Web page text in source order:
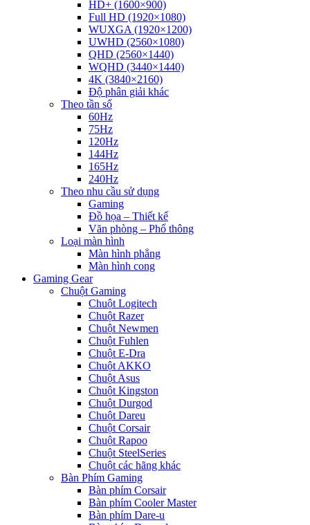
HD+ (1600×900)
Full HD (1920×1080)
WUXGA (1920×1200)
UWHD (2560×1080)
QHD (2560×1440)
WQHD (3440×1440)
4K (3840×2160)
Độ phân giải khác
Theo tần số
60Hz
75Hz
120Hz
144Hz
165Hz
240Hz
Theo nhu cầu sử dụng
Gaming
Đồ họa – Thiết kế
Văn phòng – Phổ thông
Loại màn hình
Màn hình phẳng
Màn hình cong
Gaming Gear
Chuột Gaming
Chuột Logitech
Chuột Razer
Chuột Newmen
Chuột Fuhlen
Chuột E-Dra
Chuột AKKO
Chuột Asus
Chuột Kingston
Chuột Durgod
Chuột Dareu
Chuột Corsair
Chuột Rapoo
Chuột SteelSeries
Chuột các hãng khác
Bàn Phím Gaming
Bàn phím Corsair
Bàn phím Cooler Master
Bàn phím Dare-u